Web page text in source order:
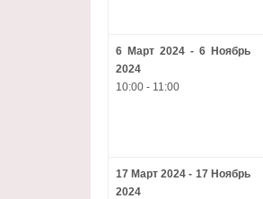
6 Март 2024 - 6 Ноябрь
2024
10:00 - 11:00
17 Март 2024 - 17 Ноябрь
2024